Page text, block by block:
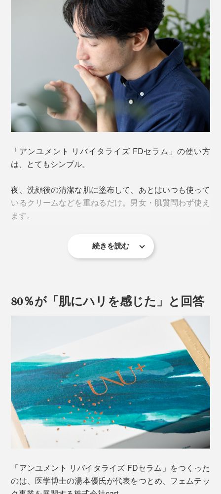
細胞年齢が１年以下の臍帯には、成長因子やサイトカイ
ン、エクソソームが多く含まれていると考えられていま
す。しかも、ドナーは、健康状態を検査済みの日本人女
この臍帯から「幹細胞」を採取し培養。検査を繰り返し
こだわりの抽出方法により、微細な不純物も徹底洗浄。
成分をほぼ損なうことなくフリーズドライしているの
こだわりは、自然由来成分を96.7％配合していること。
香川県産の柿の実から抽出した酢酸菌の発酵成分「グル
コノバクター」、古くから世界各地で美容に使われてき
た「ツボクサエキス」、うるおいを抱え込む「ナイアシ
ン、シリコーン、鉱物油、合成香料 、合成着色料、遺
伝子組み換え成分は使用していません。
香りは、天然精油100％。いわゆる化粧品ぽい華やかな
香りではなく、イヤな原料臭も感じさせない、柔らかで
です。
「アンユメント リバイタライズ FDセラム」の使い方
は、とてもシンプル。
夜、洗顔後の清潔な肌に塗布して、あとはいつも使って
いるクリームなどを重ねるだけ。男女・肌質問わず使え
ます。
内容量は3ml（1ml×3回分）。早く確実に実感できるよ
＜使い方＞
STEP.1
使用直前に、１剤（FDパウダー）の中に、2剤（エッセ
ンス）を全量入れ、付属のキャップを閉めて、振り混ぜ
続きを読む
80％が「肌にハリを感じた」と回答
「アンユメント リバイタライズ FDセラム」をつくった
のは、医学博士の湯本優氏が代表をつとめ、フェムテッ